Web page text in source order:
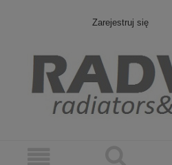
Zarejestruj się